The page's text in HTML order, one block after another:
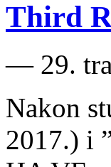
Third
― 29.
Nakon
2017.) i